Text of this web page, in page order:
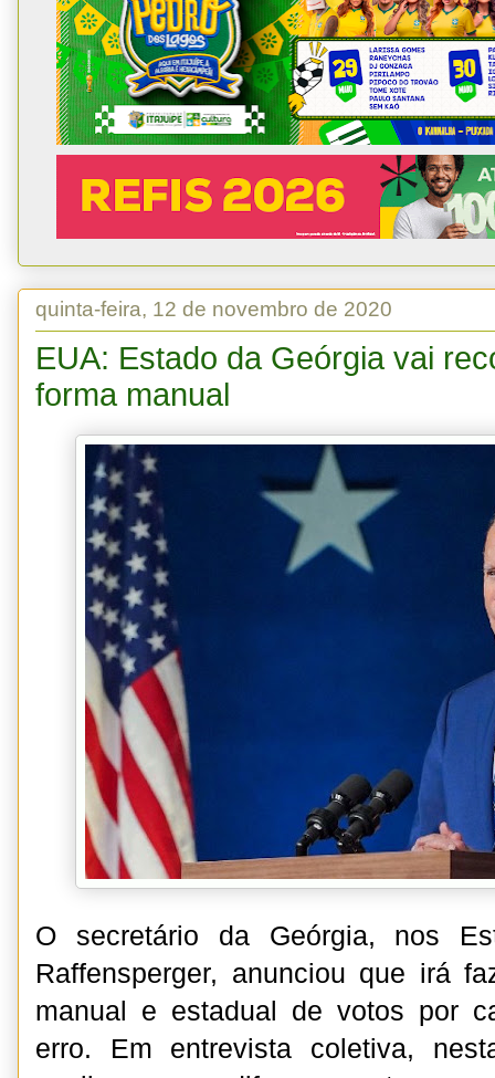
quinta-feira, 12 de novembro de 2020
EUA: Estado da Geórgia vai
forma manual
O secretário da Geórgia, nos
Raffensperger, anunciou que irá
manual e estadual de votos por
erro. Em entrevista coletiva,